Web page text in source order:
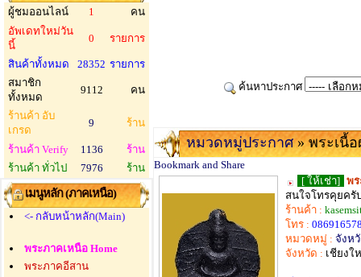
ผู้ชมออนไลน์ 1
คน
อัพเดทใหม่วัน
นี้
0 รายการ
สินค้าทั้งหมด 28352 รายการ
สมาชิก
ทั้งหมด
9112 คน
ร้านค้า อับ
เกรด
9 ร้าน
ร้านค้า Verify 1136
ร้าน
ร้านค้า ทั่วไป
7976 ร้าน
เมนูหลัก (ภาคเหนือ)
<- กลับหน้าหลัก(Main)
พระภาคเหนือ Home
พระภาคอีสาน
ค้นหาประกาศ
หมวดหมู่ประกาศ» พระเนื้
[ ให้เช่า] พ
สนใจโทรคุยครั
ร้านค้า :
โทร :
หมวดหมู่ : จังห
จังหวัด : เชียงใ